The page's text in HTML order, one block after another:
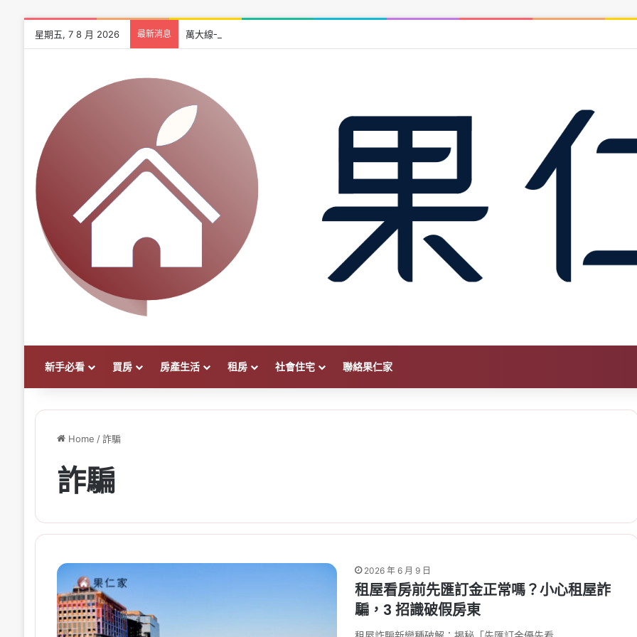
星期五, 7 8 月 2026 最新消息 萬大線一期進度突破 85.6％！預計 2027 年底完工，中正紀念堂到中和僅 14 分鐘
新手必看 買房 房產生活 租房 社會住宅 聯絡果仁家
Home / 詐騙
詐騙
2026 年 6 月 9 日
租屋看房前先匯訂金正常嗎？小心租屋詐
騙，3 招識破假房東